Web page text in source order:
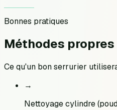
Bonnes pratiques
Méthodes propres
Ce qu'un bon serrurier
→
Nettoyage cylindre